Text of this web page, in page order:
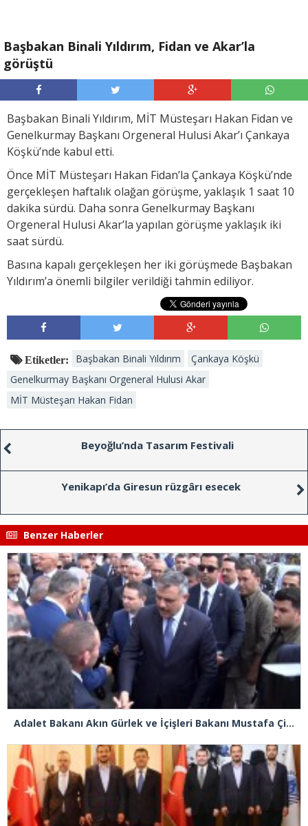
Başbakan Binali Yıldırım, Fidan ve Akar’la
görüştü
Başbakan Binali Yıldırım, MİT Müsteşarı Hakan Fidan ve
Genelkurmay Başkanı Orgeneral Hulusi Akar’ı Çankaya
Köşkü’nde kabul etti.
Önce MİT Müsteşarı Hakan Fidan’la Çankaya Köşkü’nde
gerçekleşen haftalık olağan görüşme, yaklaşık 1 saat 10
dakika sürdü. Daha sonra Genelkurmay Başkanı
Orgeneral Hulusi Akar’la yapılan görüşme yaklaşık iki
saat sürdü.
Basına kapalı gerçekleşen her iki görüşmede Başbakan
Yıldırım’a önemli bilgiler verildiği tahmin ediliyor.
Etiketler: Başbakan Binali Yıldırım
Çankaya Köşkü
Genelkurmay Başkanı Orgeneral Hulusi Akar
MİT Müsteşarı Hakan Fidan
Beyoğlu’nda Tasarım Festivali
Yenikapı’da Giresun rüzgârı esecek
Benzer Haberler
Adalet Bakanı Akın Gürlek ve İçişleri Bakanı Mustafa Çiftçi Esenyurt’ta